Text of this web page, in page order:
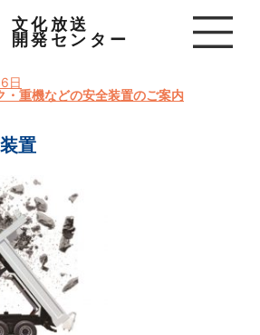
文化放送
開発センター
日
・重機などの安全装置のご案内
置